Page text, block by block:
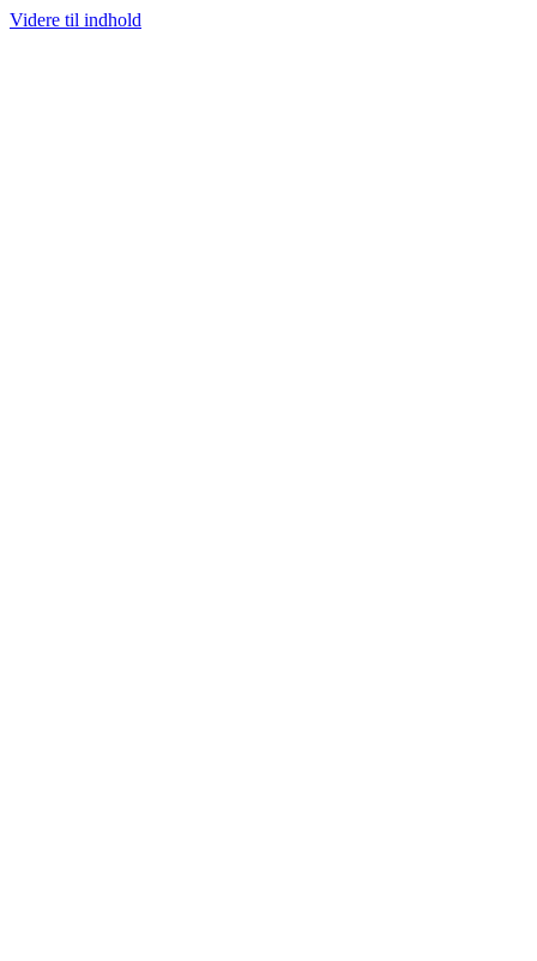
Videre til indhold